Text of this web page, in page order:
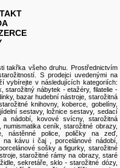
takřka všeho druhu. Prostřednictvím
. S prodejci uvedenými na
vybírejte v následujících kategoriích:
,starožitný nábytek -etažéry, filatelie -
, bazar hudební nástroje starožitná
knihovny,koberce, gobelíny,
jídelní sestavy,ložnice sestavy, sedací
a nádobí ,kovové svícny, starožitná
numismatika ceník , starožitné obrazy,
nástěnné police, poličky na zeď,
na kávu i čaj
,porcelánové nádobí,
sošky a figurky, starožitné
,starožitné rámy na obrazy, staré
,sekretáře ,sklo - starožitné dózy,